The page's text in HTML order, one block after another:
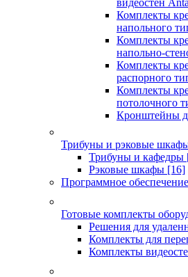
видеостен
Комплекты
напольного
Комплекты
напольно-
Комплекты
распорного
Комплекты
потолочного
Кронштейны
Трибуны и рэковые
Трибуны и кафедры
Рэковые шкафы [16]
Программное
Готовые комплекты
Решения для
Комплекты для
Комплекты